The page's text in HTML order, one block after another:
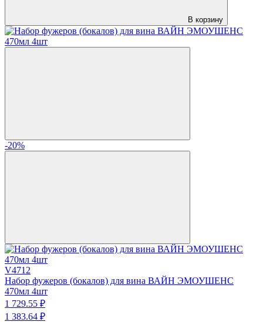
В корзину
-20%
V4712
Набор фужеров (бокалов) для вина ВАЙН ЭМОУШЕНС
470мл 4шт
1 729.55 ₽
1 383.64 ₽